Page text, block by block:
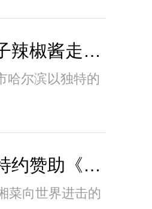
湖南小辣椒携辣妹子辣椒酱走进哈尔滨，促进..
哈尔滨以独特的
完美收官！辣妹子特约赞助《傲椒的湘菜》第三..
菜向世界进击的